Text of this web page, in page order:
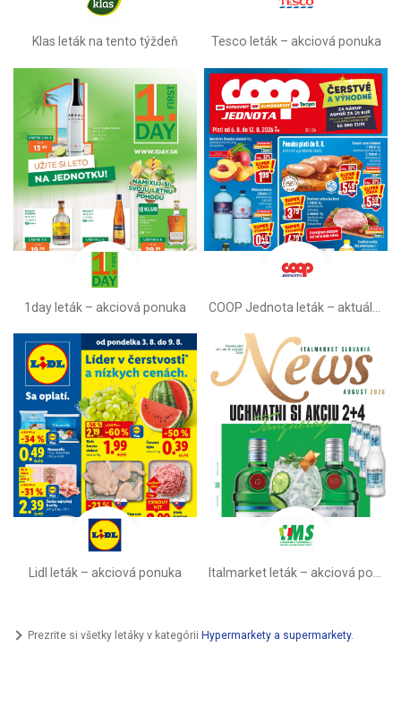
Klas leták na tento týždeň Tesco leták – akciová ponuka
1day leták – akciová ponuka
Lidl leták –⁠ akciová ponuka Italmarket leták –⁠ akciová ponuka
Prezrite si všetky letáky v kategórii Hypermarkety a supermarkety.